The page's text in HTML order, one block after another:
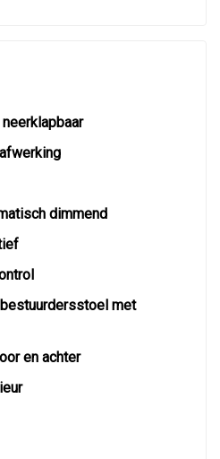
dimmend
met
en achter